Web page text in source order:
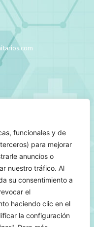
funcionales y de
para mejorar
anuncios o
nuestro tráfico. Al
su consentimiento a
el
haciendo clic en el
la configuración